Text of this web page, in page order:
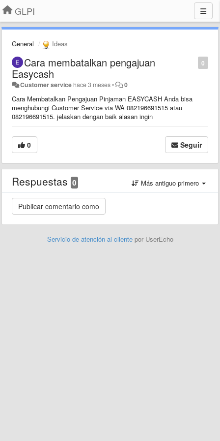
GLPI
General Ideas
0
Cara membatalkan pengajuan
Easycash
Customer service hace 3 meses• 0
Cara Membatalkan Pengajuan Pinjaman EASYCASH Anda bisa
menghubungi Customer Service via WA 082196691515 atau
082196691515. jelaskan dengan baik alasan ingin
0 Seguir
Respuestas 0 Más antiguo primero
Servicio de atención al cliente por UserEcho